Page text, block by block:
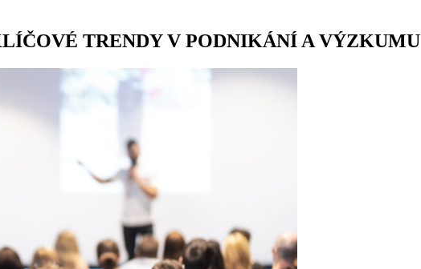
TRENDY V PODNIKÁNÍ A VÝZKUMU